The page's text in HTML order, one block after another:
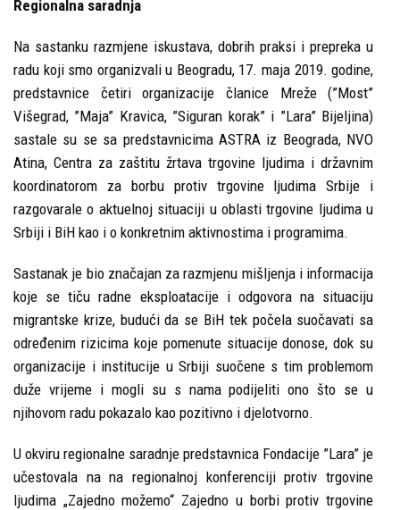
Regionalna saradnja
Na sastanku razmjene iskustava, dobrih praksi i prepreka u
radu koji smo organizvali u Beogradu, 17. maja 2019. godine,
predstavnice četiri organizacije članice Mreže (”Most”
Višegrad, ”Maja” Kravica, ”Siguran korak” i ”Lara” Bijeljina)
sastale su se sa predstavnicima ASTRA iz Beograda, NVO
Atina, Centra za zaštitu žrtava trgovine ljudima i državnim
koordinatorom za borbu protiv trgovine ljudima Srbije i
razgovarale o aktuelnoj situaciji u oblasti trgovine ljudima u
Srbiji i BiH kao i o konkretnim aktivnostima i programima.
Sastanak je bio značajan za razmjenu mišljenja i informacija
koje se tiču radne eksploatacije i odgovora na situaciju
migrantske krize, budući da se BiH tek počela suočavati sa
određenim rizicima koje pomenute situacije donose, dok su
organizacije i institucije u Srbiji suočene s tim problemom
duže vrijeme i mogli su s nama podijeliti ono što se u
njihovom radu pokazalo kao pozitivno i djelotvorno.
U okviru regionalne saradnje predstavnica Fondacije ”Lara” je
učestovala na na regionalnoj konferenciji protiv trgovine
ljudima „Zajedno možemo“ Zajedno u borbi protiv trgovine